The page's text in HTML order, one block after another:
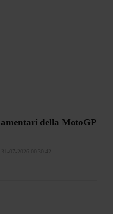
della MotoGP
31-07-2026 00:30:42